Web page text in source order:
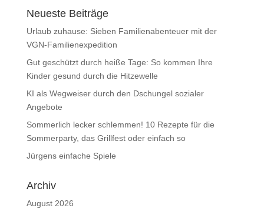
Neueste Beiträge
Urlaub zuhause: Sieben Familienabenteuer mit der
VGN-Familienexpedition
Gut geschützt durch heiße Tage: So kommen Ihre
Kinder gesund durch die Hitzewelle
KI als Wegweiser durch den Dschungel sozialer
Angebote
Sommerlich lecker schlemmen! 10 Rezepte für die
Sommerparty, das Grillfest oder einfach so
Jürgens einfache Spiele
Archiv
August 2026